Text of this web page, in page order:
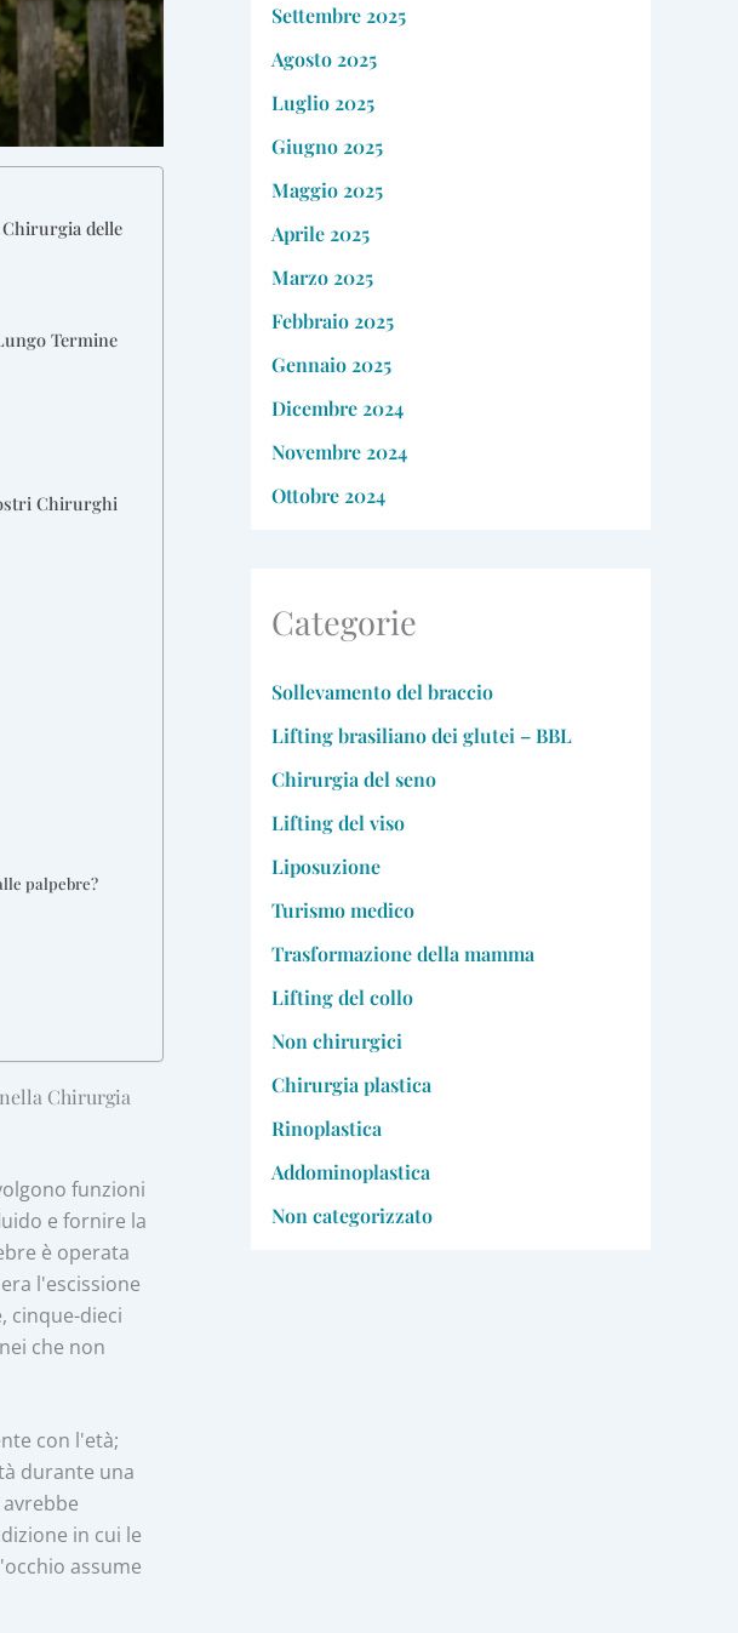
delle
Termine
Chirurghi
palpebre?
Chirurgia
funzioni
e fornire la
è operata
l'escissione
cinque-dieci
che non
con l'età;
durante una
in cui le
assume
Settembre 2025
Agosto 2025
Luglio 2025
Giugno 2025
Maggio 2025
Aprile 2025
Marzo 2025
Febbraio 2025
Gennaio 2025
Dicembre 2024
Novembre 2024
Ottobre 2024
Categorie
Sollevamento del braccio
Lifting brasiliano dei glutei – BBL
Chirurgia del seno
Lifting del viso
Liposuzione
Turismo medico
Trasformazione della mamma
Lifting del collo
Non chirurgici
Chirurgia plastica
Rinoplastica
Addominoplastica
Non categorizzato